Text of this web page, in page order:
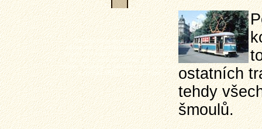
Plzeňské tramvaje - aktuální události a
zajímavosti z plzeňského tramvajové provozu,
popisy typů vozů a zejména mnoho aktuálních
fotografií plzeňských tramvají (nechybí ani
výluky, vykolejení či povodně a další zajímavotsi
z plzeňské MHD). Tramvaj - Plzeň.
ostatních
tehdy
šmoulů.